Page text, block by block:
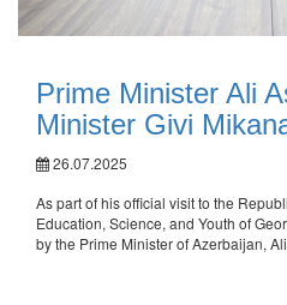
Prime Minister Ali
Minister Givi
26.07.2025
As part of his official visit to the
Education, Science, and Youth of
by the Prime Minister of Azerbaijan,